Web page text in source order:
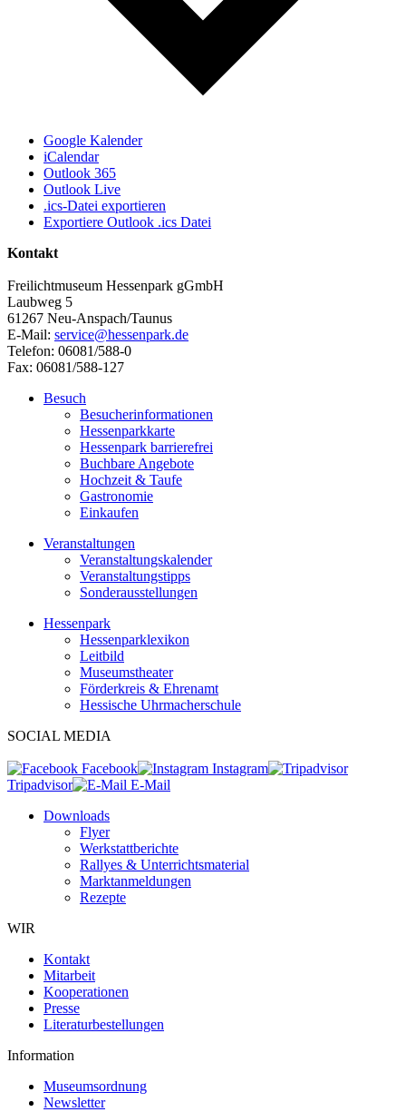
Google Kalender
iCalendar
Outlook 365
Outlook Live
.ics-Datei exportieren
Exportiere Outlook .ics Datei
Kontakt
Freilichtmuseum Hessenpark gGmbH
Laubweg 5
61267 Neu-Anspach/Taunus
E-Mail: service@hessenpark.de
Telefon: 06081/588-0
Fax: 06081/588-127
Besuch
Besucherinformationen
Hessenparkkarte
Hessenpark barrierefrei
Buchbare Angebote
Hochzeit & Taufe
Gastronomie
Einkaufen
Veranstaltungen
Veranstaltungskalender
Veranstaltungstipps
Sonderausstellungen
Hessenpark
Hessenparklexikon
Leitbild
Museumstheater
Förderkreis & Ehrenamt
Hessische Uhrmacherschule
SOCIAL MEDIA
Facebook
Instagram
Tripadvisor
E-Mail
Downloads
Flyer
Werkstattberichte
Rallyes & Unterrichtsmaterial
Marktanmeldungen
Rezepte
WIR
Kontakt
Mitarbeit
Kooperationen
Presse
Literaturbestellungen
Information
Museumsordnung
Newsletter